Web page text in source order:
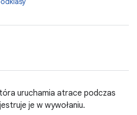
uruchamia atrace podczas
je w wywołaniu.